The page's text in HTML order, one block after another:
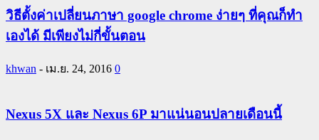
วิธีตั้งค่าเปลี่ยนภาษา google chrome ง่ายๆ ที่คุณก็ทำ
เองได้ มีเพียงไม่กี่ขั้นตอน
khwan - เม.ย. 24, 2016 0
Nexus 5X และ Nexus 6P มาแน่นอนปลายเดือนนี้